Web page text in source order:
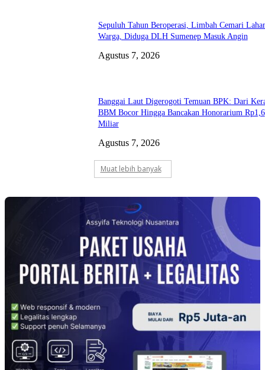
Sepuluh Tahun Beroperasi, Limbah Cemari
Warga, Diduga DLH Sumenep Masuk Angin
Agustus 7, 2026
Banggai Laut Digerogoti Temuan BPK: Dari
BBM Bocor Hingga Bancakan Honorarium Rp1,6
Miliar
Agustus 7, 2026
Muat lebih banyak